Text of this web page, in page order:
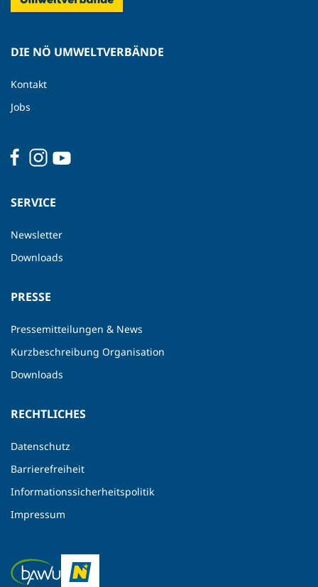
DIE NÖ UMWELTVERBÄNDE
Kontakt
Jobs
SERVICE
Newsletter
Downloads
PRESSE
Pressemitteilungen & News
Kurzbeschreibung Organisation
Downloads
RECHTLICHES
Datenschutz
Barrierefreiheit
Informationssicherheitspolitik
Impressum